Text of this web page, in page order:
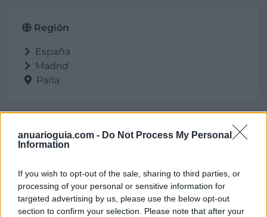
anuarioguia.com - Do Not Process My Personal
Information
If you wish to opt-out of the sale, sharing to third parties, or
processing of your personal or sensitive information for
targeted advertising by us, please use the below opt-out
section to confirm your selection. Please note that after your
Región
España
Madrid
Parla
Galería